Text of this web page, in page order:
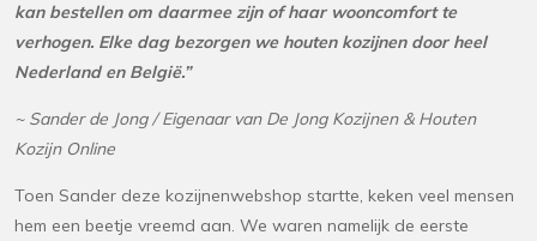
kan bestellen om daarmee zijn of haar wooncomfort te
verhogen. Elke dag bezorgen we houten kozijnen door heel
Nederland en België.”
~ Sander de Jong / Eigenaar van De Jong Kozijnen & Houten
Kozijn Online
Toen Sander deze kozijnenwebshop startte, keken veel mensen
hem een beetje vreemd aan. We waren namelijk de eerste